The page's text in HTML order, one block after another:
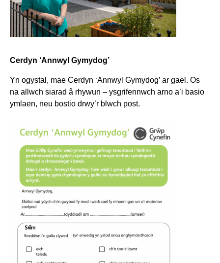
Cerdyn ‘Annwyl Gymydog’
Yn ogystal, mae Cerdyn ‘Annwyl Gymydog’ ar gael. Os
na allwch siarad â rhywun – ysgrifennwch arno a’i basio
ymlaen, neu bostio drwy’r blwch post.